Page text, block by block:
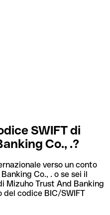
SWIFT di
Co., .?
verso un conto
Co., . o se sei il
Mizuho Trust And Banking
del codice BIC/SWIFT